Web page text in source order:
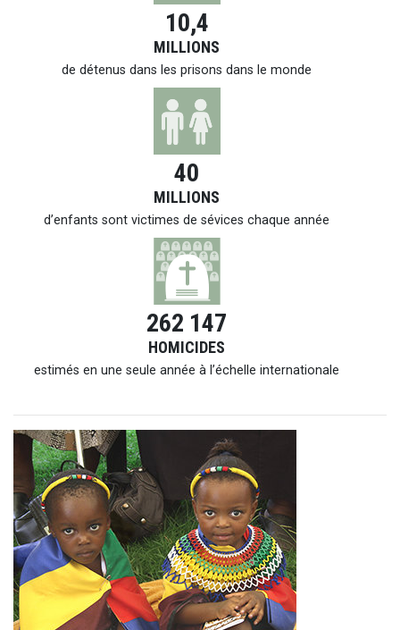
10,4
MILLIONS
de détenus dans les prisons dans le monde
40
MILLIONS
d’enfants sont victimes de sévices chaque année
262 147
HOMICIDES
estimés en une seule année à l’échelle internationale